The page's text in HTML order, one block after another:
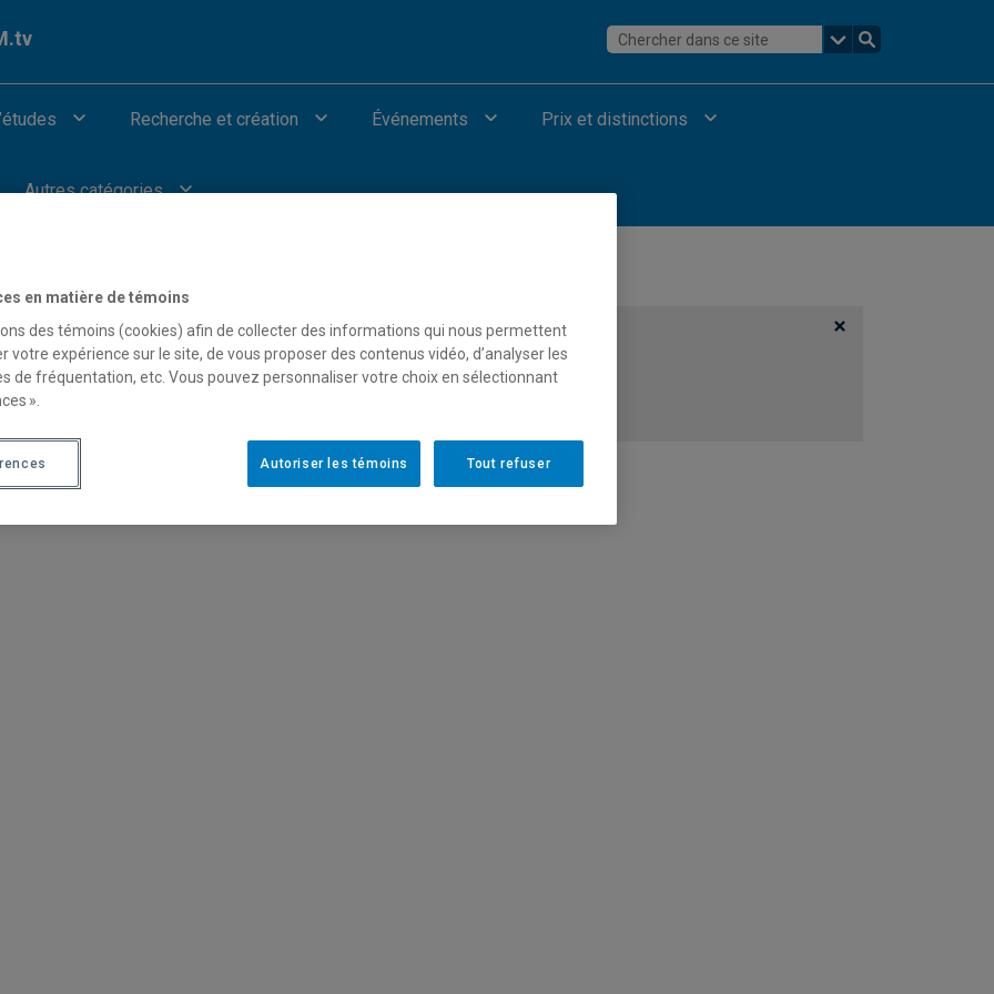
Recherche et création Événements Prix et distinctions
Autres catégories
afficher les vidéos provenant de Youtube.
en matière de témoins
des témoins (cookies) afin de collecter des informations qui nous permettent
votre expérience sur le site, de vous proposer des contenus vidéo, d’analyser les
de fréquentation, etc. Vous pouvez personnaliser votre choix en sélectionnant
».
Tout refuser
Autoriser les témoins